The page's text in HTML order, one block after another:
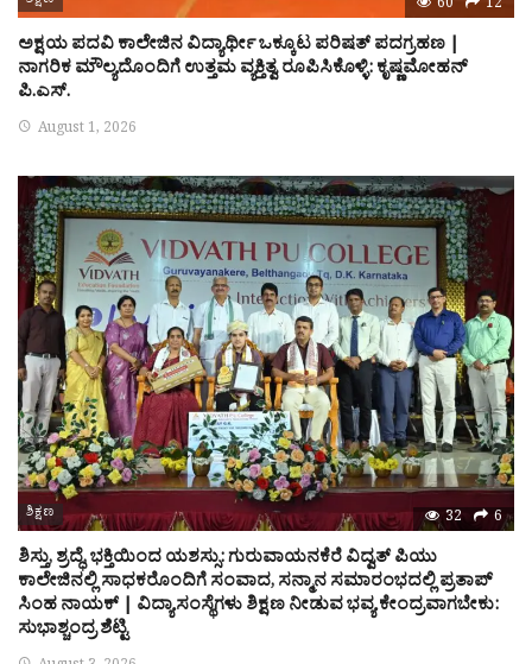
60 12
ಅಕ್ಷಯ ಪದವಿ ಕಾಲೇಜಿನ ವಿದ್ಯಾರ್ಥೀ ಒಕ್ಕೂಟ ಪರಿಷತ್ ಪದಗ್ರಹಣ |
ನಾಗರಿಕ ಮೌಲ್ಯದೊಂದಿಗೆ ಉತ್ತಮ ವ್ಯಕ್ತಿತ್ವ ರೂಪಿಸಿಕೊಳ್ಳಿ: ಕೃಷ್ಣಮೋಹನ್
ಪಿ.ಎಸ್.
August 1, 2026
ಶಿಕ್ಷಣ 32 6
ಶಿಸ್ತು, ಶ್ರದ್ಧೆ, ಭಕ್ತಿಯಿಂದ ಯಶಸ್ಸು: ಗುರುವಾಯನಕೆರೆ ವಿದ್ವತ್ ಪಿಯು
ಕಾಲೇಜಿನಲ್ಲಿ ಸಾಧಕರೊಂದಿಗೆ ಸಂವಾದ, ಸನ್ಮಾನ ಸಮಾರಂಭದಲ್ಲಿ ಪ್ರತಾಪ್
ಸಿಂಹ ನಾಯಕ್ | ವಿದ್ಯಾಸಂಸ್ಥೆಗಳು ಶಿಕ್ಷಣ ನೀಡುವ ಭವ್ಯ ಕೇಂದ್ರವಾಗಬೇಕು:
ಸುಭಾಶ್ಚಂದ್ರ ಶೆಟ್ಟಿ